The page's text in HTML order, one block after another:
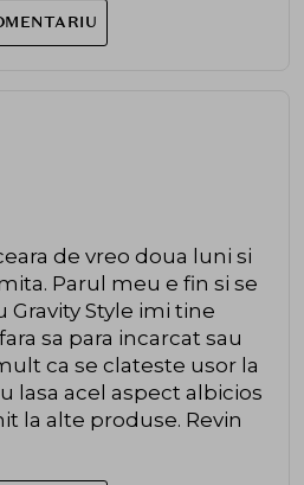
de vreo doua luni si
Parul meu e fin si se
Gravity Style imi tine
sa para incarcat sau
ca se clateste usor la
lasa acel aspect albicios
la alte produse. Revin